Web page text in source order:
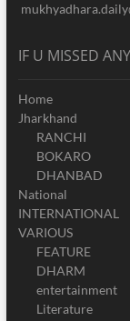
IF U MISSED
Home
Jharkhand
RANCHI
BOKARO
DHANBAD
National
INTERNATIONAL
VARIOUS
FEATURE
DHARM
entertainment
Literature